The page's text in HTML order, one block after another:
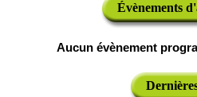
Évènements
Aucun évènement